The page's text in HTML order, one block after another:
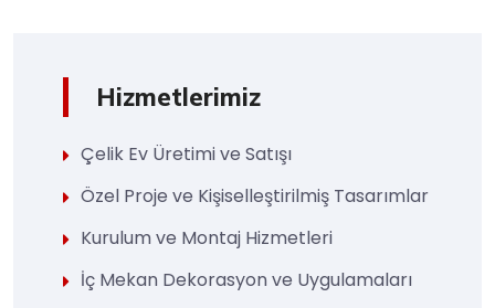
Hizmetlerimiz
Çelik Ev Üretimi ve Satışı
Özel Proje ve Kişiselleştirilmiş Tasarımlar
Kurulum ve Montaj Hizmetleri
İç Mekan Dekorasyon ve Uygulamaları